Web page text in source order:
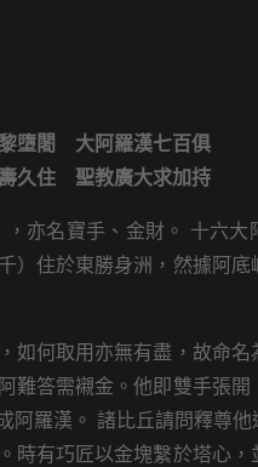
墮闍 大阿羅漢七百俱
久住 聖教廣大求加持
亦名寶手、金財。 十六大
）住於東勝身洲，然據阿底
如何取用亦無有盡，故命名
難答需襯金。他即雙手張開
阿羅漢。 諸比丘請問釋尊他
時有巧匠以金塊繫於塔心，